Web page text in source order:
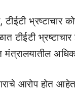
भ्रष्टाचार
टीईटी
आरोप होत